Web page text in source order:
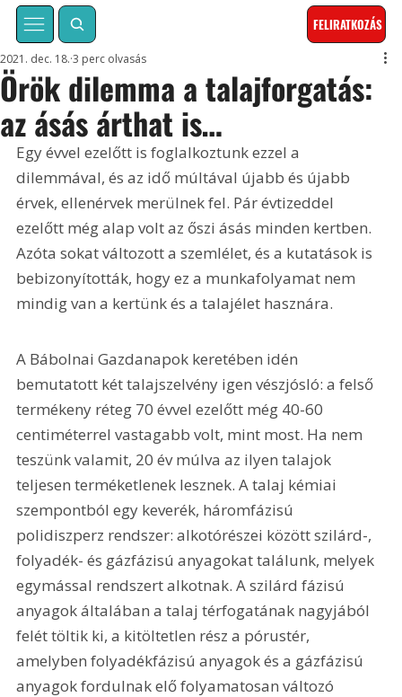
FELIRATKOZÁS
Örök dilemma a talajforgatás:
az ásás árthat is…
2021. dec. 18. 3 perc olvasás
Egy évvel ezelőtt is foglalkoztunk ezzel a
dilemmával, és az idő múltával újabb és újabb
érvek, ellenérvek merülnek fel. Pár évtizeddel
ezelőtt még alap volt az őszi ásás minden kertben.
Azóta sokat változott a szemlélet, és a kutatások is
bebizonyították, hogy ez a munkafolyamat nem
mindig van a kertünk és a talajélet hasznára.
A Bábolnai Gazdanapok keretében idén
bemutatott két talajszelvény igen vészjósló: a felső
termékeny réteg 70 évvel ezelőtt még 40-60
centiméterrel vastagabb volt, mint most. Ha nem
teszünk valamit, 20 év múlva az ilyen talajok
teljesen terméketlenek lesznek. A talaj kémiai
szempontból egy keverék, háromfázisú
polidiszperz rendszer: alkotórészei között szilárd-,
folyadék- és gázfázisú anyagokat találunk, melyek
egymással rendszert alkotnak. A szilárd fázisú
anyagok általában a talaj térfogatának nagyjából
felét töltik ki, a kitöltetlen rész a pórustér,
amelyben folyadékfázisú anyagok és a gázfázisú
anyagok fordulnak elő folyamatosan változó